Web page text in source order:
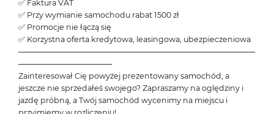
✅ Faktura VAT
✅ Przy wymianie samochodu rabat 1500 zł
✅ Promocje nie łączą się
✅ Korzystna oferta kredytowa, leasingowa, ubezpieczeniowa
───────────────────────────────────────────
─────────────────
Zainteresował Cię powyżej prezentowany samochód, a
jeszcze nie sprzedałeś swojego? Zapraszamy na oględziny i
jazdę próbną, a Twój samochód wycenimy na miejscu i